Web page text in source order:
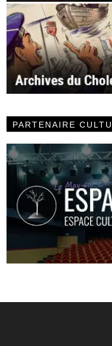
PARTENAIRE